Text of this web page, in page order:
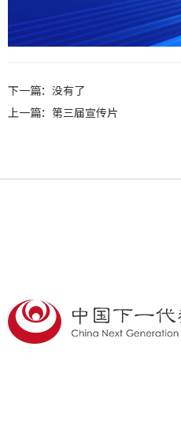
下一篇：没有了
上一篇： 第三届宣传片